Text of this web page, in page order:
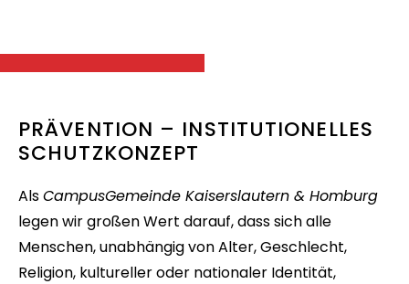
PRÄVENTION – INSTITUTIONELLES
SCHUTZKONZEPT
AlsCampusGemeinde Kaiserslautern & Homburg
legen wir großen Wert darauf, dass sich alle
Menschen, unabhängig von Alter, Geschlecht,
Religion, kultureller oder nationaler Identität,